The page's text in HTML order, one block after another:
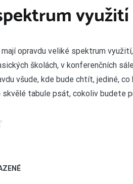
využití
opravdu veliké spektrum
školách, v konferenčních
všude, kde bude chtít, jediné,
skvělé tabule psát, cokoliv budete